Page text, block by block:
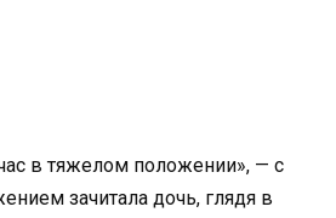
в тяжелом положении», — с
зачитала дочь, глядя в